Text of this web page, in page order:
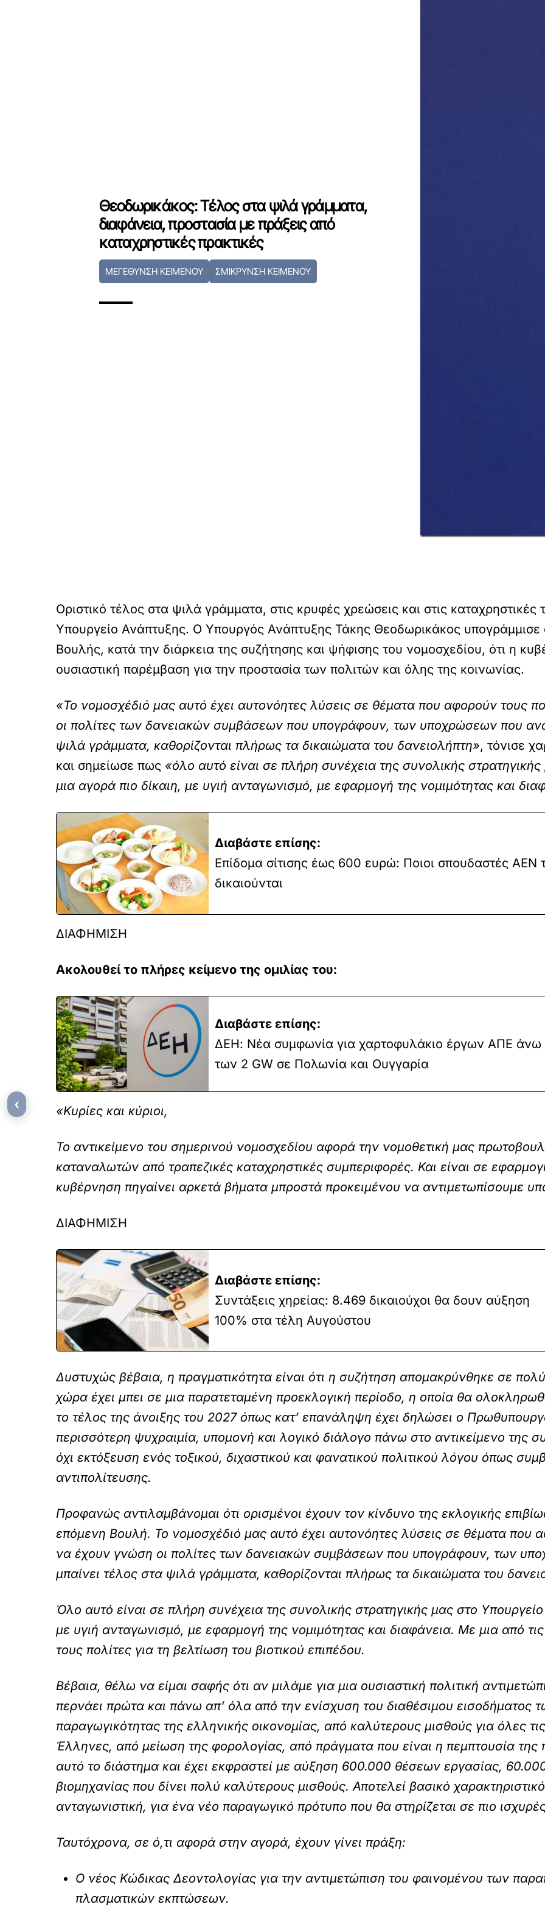
Θεοδωρικάκος: Τέλος στα ψιλά γράμματα,
διαφάνεια, προστασία με πράξεις από
καταχρηστικές πρακτικές
ΜΕΓΕΘΥΝΣΗ ΚΕΙΜΕΝΟΥ ΣΜΙΚΡΥΝΣΗ ΚΕΙΜΕΝΟΥ
Οριστικό τέλος στα ψιλά γράμματα, στις κρυφές χρεώσεις και στις καταχρηστικές
Υπουργείο Ανάπτυξης. Ο Υπουργός Ανάπτυξης Τάκης Θεοδωρικάκος υπογράμμισε
Βουλής, κατά την διάρκεια της συζήτησης και ψήφισης του νομοσχεδίου, ότι η
ουσιαστική παρέμβαση για την προστασία των πολιτών και όλης της κοινωνίας.
«Το νομοσχέδιό μας αυτό έχει αυτονόητες λύσεις σε θέματα που αφορούν τους
οι πολίτες των δανειακών συμβάσεων που υπογράφουν, των υποχρώσεων που
ψιλά γράμματα, καθορίζονται πλήρως τα δικαιώματα του δανειολήπτη», τόνισε
και σημείωσε πως «όλο αυτό είναι σε πλήρη συνέχεια της συνολικής
μια αγορά πιο δίκαιη, με υγιή ανταγωνισμό, με εφαρμογή της νομιμότητας και
Διαβάστε επίσης:
Επίδομα σίτισης έως 600 ευρώ: Ποιοι σπουδαστές ΑΕΝ
δικαιούνται
ΔΙΑΦΗΜΙΣΗ
Ακολουθεί το πλήρες κείμενο της ομιλίας του:
Διαβάστε επίσης:
ΔΕΗ: Νέα συμφωνία για χαρτοφυλάκιο έργων ΑΠΕ άνω
των 2 GW σε Πολωνία και Ουγγαρία
«Κυρίες και κύριοι,
Το αντικείμενο του σημερινού νομοσχεδίου αφορά την νομοθετική μας
καταναλωτών από τραπεζικές καταχρηστικές συμπεριφορές. Και είναι σε
κυβέρνηση πηγαίνει αρκετά βήματα μπροστά προκειμένου να αντιμετωπίσουμε
ΔΙΑΦΗΜΙΣΗ
Διαβάστε επίσης:
Συντάξεις χηρείας: 8.469 δικαιούχοι θα δουν αύξηση
100% στα τέλη Αυγούστου
Δυστυχώς βέβαια, η πραγματικότητα είναι ότι η συζήτηση απομακρύνθηκε σε
χώρα έχει μπει σε μια παρατεταμένη προεκλογική περίοδο, η οποία θα
το τέλος της άνοιξης του 2027 όπως κατ’ επανάληψη έχει δηλώσει ο
περισσότερη ψυχραιμία, υπομονή και λογικό διάλογο πάνω στο αντικείμενο της
όχι εκτόξευση ενός τοξικού, διχαστικού και φανατικού πολιτικού λόγου όπως
αντιπολίτευσης.
Προφανώς αντιλαμβάνομαι ότι ορισμένοι έχουν τον κίνδυνο της εκλογικής
επόμενη Βουλή. Το νομοσχέδιό μας αυτό έχει αυτονόητες λύσεις σε θέματα που
να έχουν γνώση οι πολίτες των δανειακών συμβάσεων που υπογράφουν, των
μπαίνει τέλος στα ψιλά γράμματα, καθορίζονται πλήρως τα δικαιώματα του
Όλο αυτό είναι σε πλήρη συνέχεια της συνολικής στρατηγικής μας στο
με υγιή ανταγωνισμό, με εφαρμογή της νομιμότητας και διαφάνεια. Με μια από
τους πολίτες για τη βελτίωση του βιοτικού επιπέδου.
Βέβαια, θέλω να είμαι σαφής ότι αν μιλάμε για μια ουσιαστική πολιτική
περνάει πρώτα και πάνω απ’ όλα από την ενίσχυση του διαθέσιμου εισοδήματος
παραγωγικότητας της ελληνικής οικονομίας, από καλύτερους μισθούς για όλες
Έλληνες, από μείωση της φορολογίας, από πράγματα που είναι η πεμπτουσία της
αυτό το διάστημα και έχει εκφραστεί με αύξηση 600.000 θέσεων εργασίας,
βιομηχανίας που δίνει πολύ καλύτερους μισθούς. Αποτελεί βασικό
ανταγωνιστική, για ένα νέο παραγωγικό πρότυπο που θα στηρίζεται σε πιο
Ταυτόχρονα, σε ό,τι αφορά στην αγορά, έχουν γίνει πράξη:
Ο νέος Κώδικας Δεοντολογίας για την αντιμετώπιση του φαινομένου των
πλασματικών εκπτώσεων.
‹